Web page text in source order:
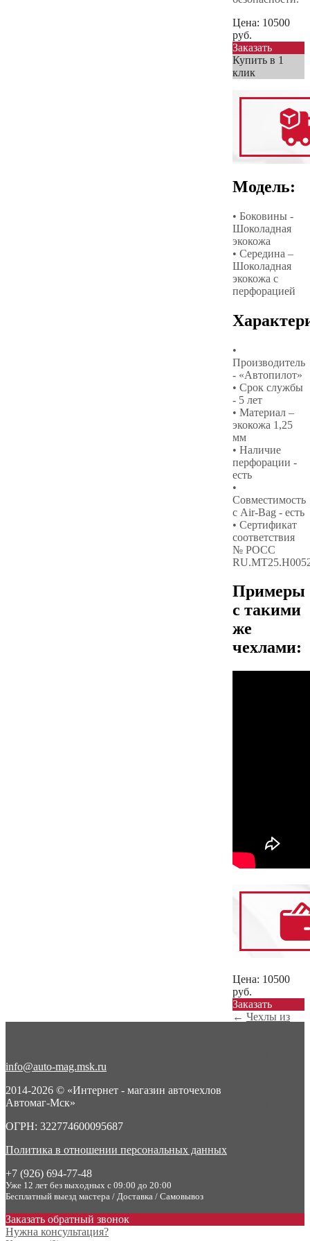
Цена: 10500
руб.
Заказать
Купить в 1
клик
Модель:
• Боковины -
Шоколадная
экокожа
• Середина –
Шоколадная
экокожа с
перфорацией
•
Производитель
- «Автопилот»
• Срок службы
- 5 лет
• Материал –
экокожа 1,25
мм
• Наличие
перфорации -
есть
•
Совместимость
с Air-Bag - есть
• Сертификат
соответствия
№ РОСС
Примеры
с такими
же
чехлами:
Цена: 10500
руб.
Заказать
← Чехлы из
info@auto-mag.msk.ru
2014-2026 © «Интернет - магазин авточехлов
Автомаг-Мск»
ОГРН: 322774600095687
Политика в отношении персональных данных
+7 (926) 694-77-48
Уже 12 лет без выходных с 09:00 до 20:00
Бесплатный выезд мастера / Доставка / Самовывоз
Заказать обратный звонок
Нужна консультация?